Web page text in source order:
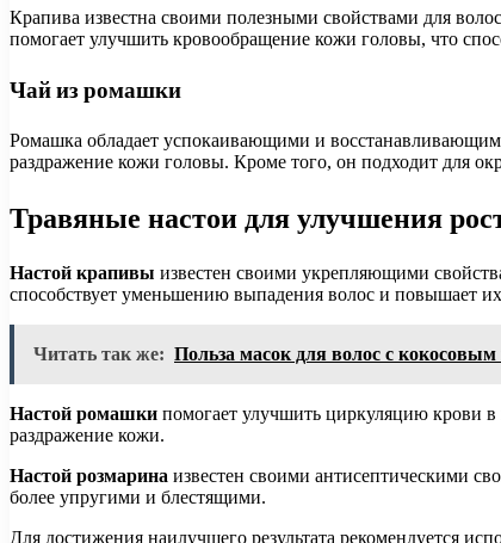
Крапива известна своими полезными свойствами для
помогает улучшить кровообращение кожи головы, что
Чай из ромашки
Ромашка обладает успокаивающими и
раздражение кожи головы. Кроме того, он подходит для
Травяные настои для улучшения
Настой крапивы известен своими укрепляющими
способствует уменьшению выпадения волос и повышает их
Читать так же: Польза масок для волос с
Настой ромашки помогает улучшить циркуляцию крови
раздражение кожи.
Настой розмарина известен своими антисептическими
более упругими и блестящими.
Для достижения наилучшего результата рекомендуется